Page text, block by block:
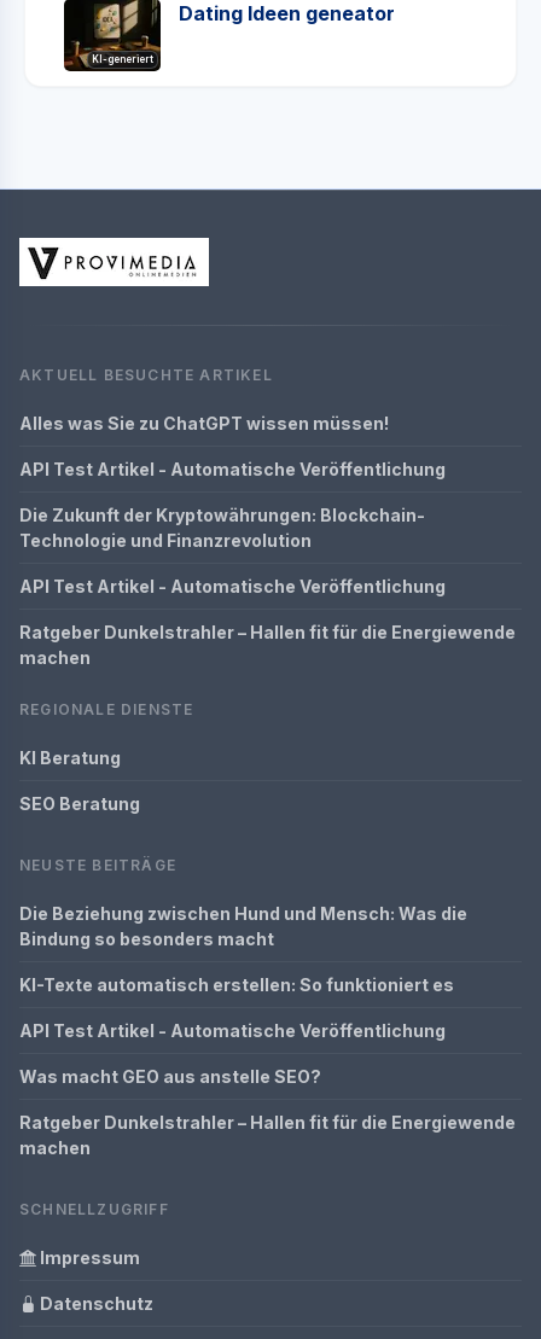
KI-generiert
Dating Ideen geneator
AKTUELL BESUCHTE ARTIKEL
Alles was Sie zu ChatGPT wissen müssen!
API Test Artikel - Automatische Veröffentlichung
Die Zukunft der Kryptowährungen: Blockchain-
Technologie und Finanzrevolution
API Test Artikel - Automatische Veröffentlichung
Ratgeber Dunkelstrahler – Hallen fit für die Energiewende
machen
REGIONALE DIENSTE
KI Beratung
SEO Beratung
NEUSTE BEITRÄGE
Die Beziehung zwischen Hund und Mensch: Was die
Bindung so besonders macht
KI-Texte automatisch erstellen: So funktioniert es
API Test Artikel - Automatische Veröffentlichung
Was macht GEO aus anstelle SEO?
Ratgeber Dunkelstrahler – Hallen fit für die Energiewende
machen
SCHNELLZUGRIFF
Impressum
Datenschutz